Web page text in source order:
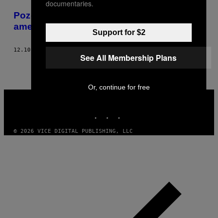
Poze hardcore de la începuturile punkului
american
12.10.14
© 2026 VICE DIGITAL PUBLISHING, LLC
documentaries.
Support for $2
See All Membership Plans
Or, continue for free